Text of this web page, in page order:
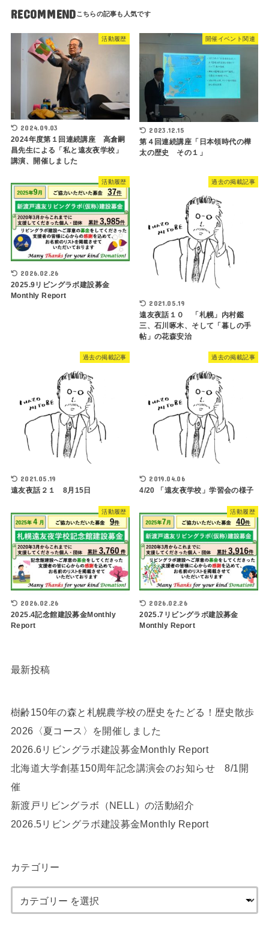
RECOMMEND
活動履歴
2024.09.03
2024年度第１回連続講座 高倉嗣
昌先生による「私と遠友夜学校」
講演、開催しました
開催イベント関連
2023.12.15
第４回連続講座「日本領時代の樺
太の歴史 その１」
活動履歴
2026.02.26
2025.9リビングラボ建設募金
Monthly Report
過去の掲載記事
2021.05.19
遠友夜話１０ 「札幌」内村鑑
三、石川啄木、そして「暮しの手
帖」の花森安治
過去の掲載記事
2021.05.19
遠友夜話２１ 8月15日
過去の掲載記事
2019.04.06
4/20 「遠友夜学校」学習会の様子
活動履歴
2026.02.26
2025.4記念館建設募金Monthly
Report
活動履歴
2026.02.26
2025.7リビングラボ建設募金
Monthly Report
最新投稿
樹齢150年の森と札幌農学校の歴史をたどる！歴史散歩
2026〈夏コース〉を開催しました
2026.6リビングラボ建設募金Monthly Report
北海道大学創基150周年記念講演会のお知らせ 8/1開
催
新渡戸リビングラボ（NELL）の活動紹介
2026.5リビングラボ建設募金Monthly Report
カテゴリー